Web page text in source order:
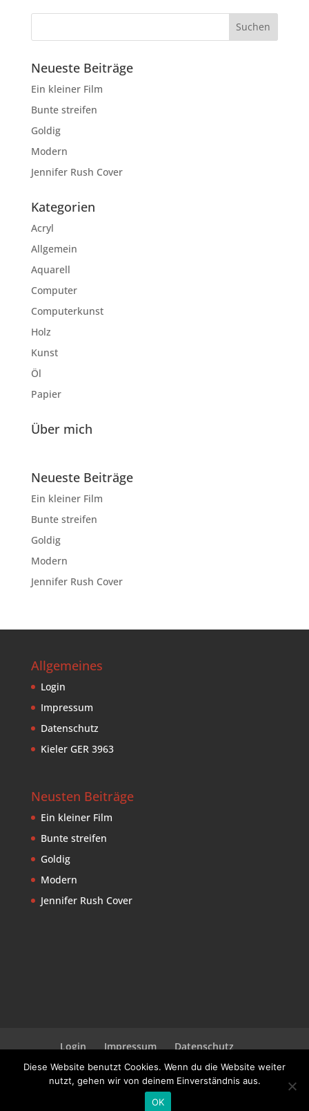
Neueste Beiträge
Ein kleiner Film
Bunte streifen
Goldig
Modern
Jennifer Rush Cover
Kategorien
Acryl
Allgemein
Aquarell
Computer
Computerkunst
Holz
Kunst
Öl
Papier
Über mich
Neueste Beiträge
Ein kleiner Film
Bunte streifen
Goldig
Modern
Jennifer Rush Cover
Allgemeines
Login
Impressum
Datenschutz
Kieler GER 3963
Neusten Beiträge
Ein kleiner Film
Bunte streifen
Goldig
Modern
Jennifer Rush Cover
Login Impressum
Datenschutz
Kieler GER 3963
Designed by Martin
Diese Website benutzt Cookies. Wenn du die Website weiter
nutzt, gehen wir von deinem Einverständnis aus.
OK